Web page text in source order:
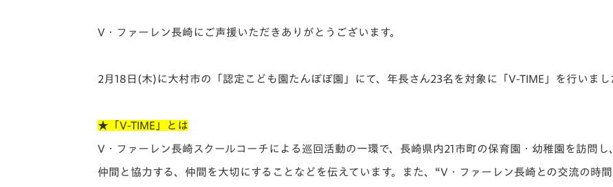
チームスケジュール
クラブハウス（練習
場）
応援メディア
ォーム入場）
V・ ファーレン長崎にご声援いただきありがとうございます。
2月18日(木)に大村市の「認定こども園たんぽぽ園」にて、 年長さん23名を対象に「V-TIME」 を行いまし
★「V-TIME」とは
V・ファーレン長崎スクールコーチによる巡回活動の一環で、 長崎県内21市町の保育園・幼稚園を訪問し
仲間と協力する、仲間を大切にすることなどを伝えています。 また、“V・ファーレン長崎との交流の時間